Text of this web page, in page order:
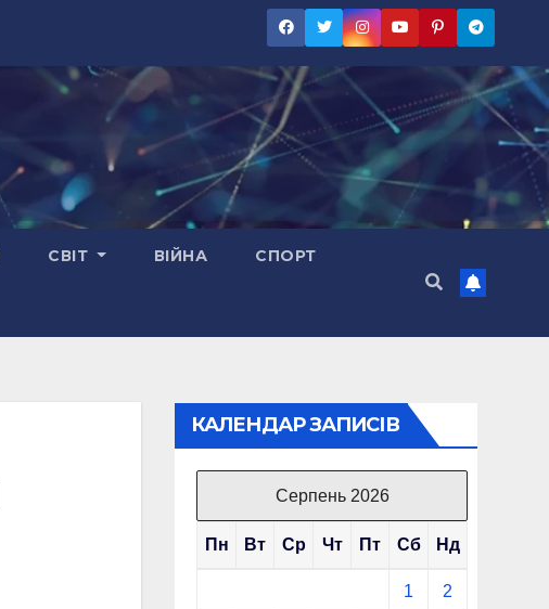
СВІТ ВІЙНА СПОРТ
КАЛЕНДАР ЗАПИСІВ
Серпень 2026
Пн Вт Ср Чт Пт Сб Нд
1 2